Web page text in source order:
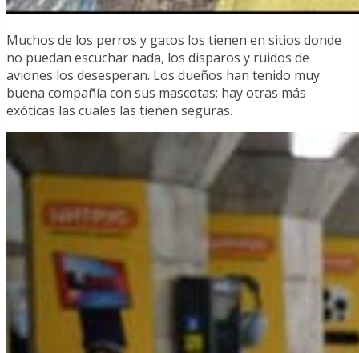
Muchos de los perros y gatos los tienen en sitios donde
no puedan escuchar nada, los disparos y ruidos de
aviones los desesperan. Los dueños han tenido muy
buena compañía con sus mascotas; hay otras más
exóticas las cuales las tienen seguras.